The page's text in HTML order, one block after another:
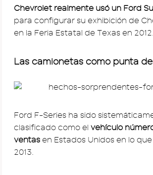
Chevrolet realmente usó un Ford
para configurar su exhibición de
en la Feria Estatal de Texas en 2012.
Las camionetas como punta
Ford F-Series ha sido
clasificado como el vehículo
ventas en Estados Unidos en lo
2013.